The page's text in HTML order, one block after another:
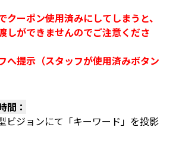
ーポン使用済みにしてしまうと、
しができませんのでご注意くださ
へ提示（スタッフが使用済みボタン
間：
ビジョンにて「キーワード」を投影